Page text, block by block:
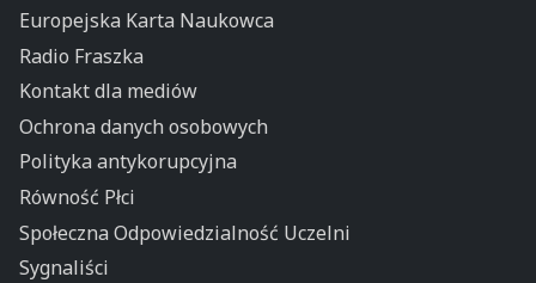
Europejska Karta Naukowca
Radio Fraszka
Kontakt dla mediów
Ochrona danych osobowych
Polityka antykorupcyjna
Równość Płci
Społeczna Odpowiedzialność Uczelni
Sygnaliści